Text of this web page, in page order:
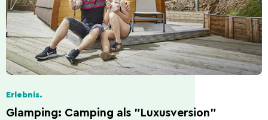
Erlebnis.
Glamping: Camping als "Luxusversion"